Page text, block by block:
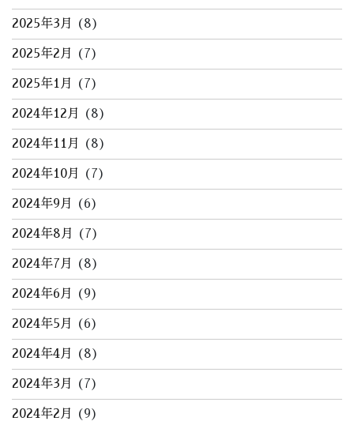
2025年3月 (8)
2025年2月 (7)
2025年1月 (7)
2024年12月 (8)
2024年11月 (8)
2024年10月 (7)
2024年9月 (6)
2024年8月 (7)
2024年7月 (8)
2024年6月 (9)
2024年5月 (6)
2024年4月 (8)
2024年3月 (7)
2024年2月 (9)